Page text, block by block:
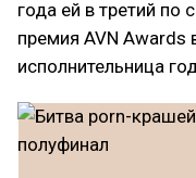
года ей в третий по
премия AVN Awards
исполнительница